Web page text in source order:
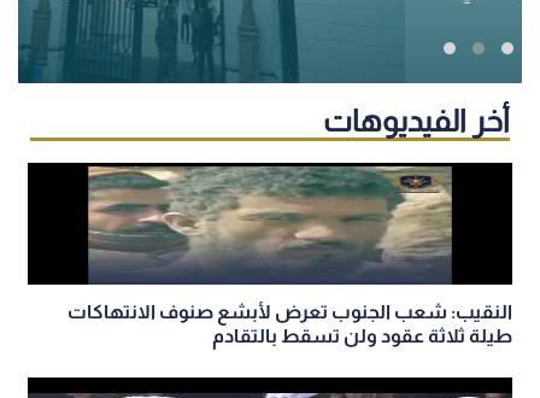
أخر الفيديوهات
النقيب: شعب الجنوب تعرض لأبشع صنوف الانتهاكات
طيلة ثلاثة عقود ولن تسقط بالتقادم